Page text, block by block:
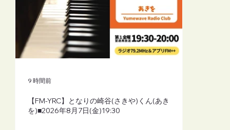
【FM-YRC】となりの崎谷(さきや)くん(あき
を)■2026年8月7日(金)19:30
9 時間前